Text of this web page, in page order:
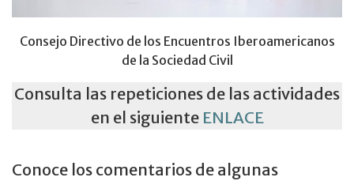
Consejo Directivo de los Encuentros Iberoamericanos
de la Sociedad Civil
Consulta las repeticiones de las actividades
en el siguiente ENLACE
Conoce los comentarios de algunas